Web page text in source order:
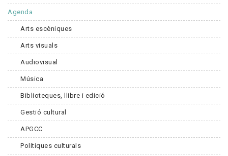
Agenda
Arts escèniques
Arts visuals
Audiovisual
Música
Biblioteques, llibre i edició
Gestió cultural
APGCC
Polítiques culturals